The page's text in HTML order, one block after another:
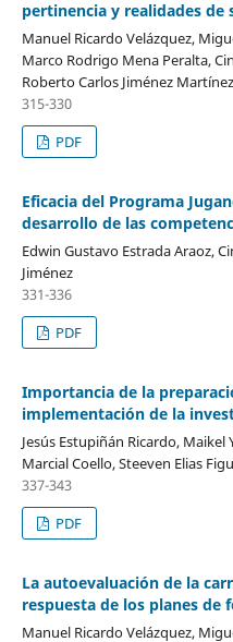
pertinencia y realidades de
Manuel Ricardo Velázquez,
Marco Rodrigo Mena Peralta,
Roberto Carlos Jiménez Martínez
315-330
PDF
Eficacia del Programa
desarrollo de las
Edwin Gustavo Estrada Araoz,
Jiménez
331-336
PDF
Importancia de la
implementación de la
Jesús Estupiñán Ricardo, Maikel
Marcial Coello, Steeven Elias
337-343
PDF
La autoevaluación de la
respuesta de los planes de
Manuel Ricardo Velázquez,